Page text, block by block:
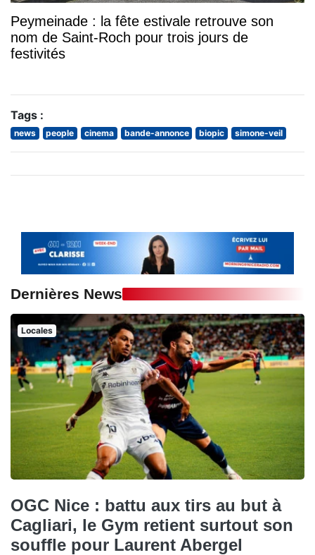
Peymeinade : la fête estivale retrouve son
nom de Saint-Roch pour trois jours de
festivités
Tags :
news people cinema bande-annonce biopic simone-veil
Dernières News
Locales
OGC Nice : battu aux tirs au but à
Cagliari, le Gym retient surtout son
souffle pour Laurent Abergel